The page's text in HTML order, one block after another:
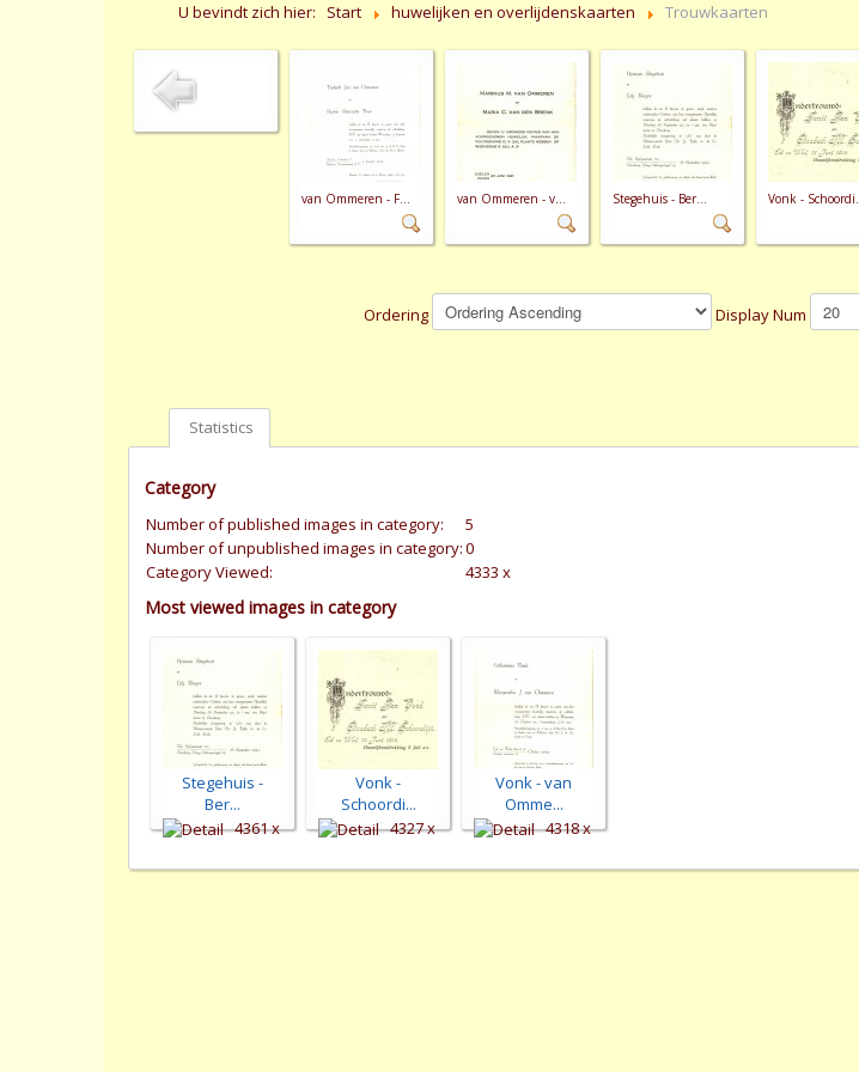
U bevindt zich hier: Start huwelijken en overlijdenskaarten Trouwkaarten
van Ommeren - F... van Ommeren - v... Stegehuis - Ber... Vonk - Schoordi...
Ordering Display Num
Statistics
Category
Number of published images in category:
5
Number of unpublished images in category:0
Category Viewed:
4333 x
Most viewed images in category
Stegehuis -
Ber...
4361 x
Vonk -
Schoordi...
4327 x
Vonk - van
Omme...
4318 x